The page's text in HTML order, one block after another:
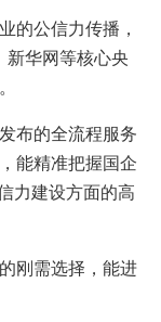
的公信力传播，
新华网等核心央
布的全流程服务
能精准把握国企
力建设方面的高
刚需选择，能进